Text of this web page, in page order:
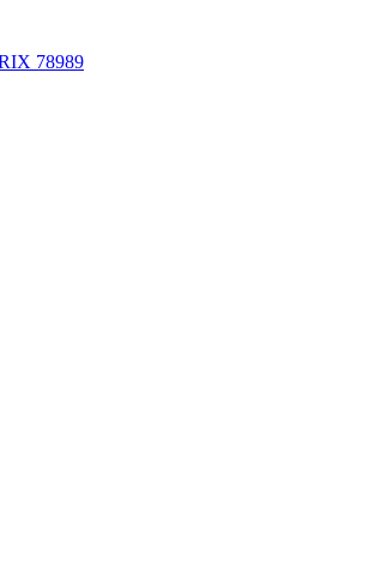
78989